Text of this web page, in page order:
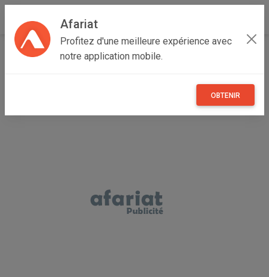
Afariat
Profitez d'une meilleure expérience avec
notre application mobile.
OBTENIR
Accueil Annonceur Youssef